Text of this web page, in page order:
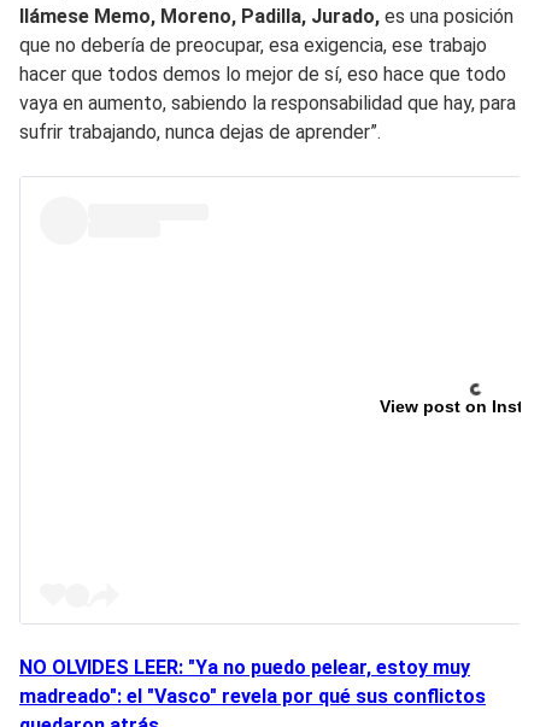
llámese Memo, Moreno, Padilla, Jurado, es una posición
que no debería de preocupar, esa exigencia, ese trabajo
hacer que todos demos lo mejor de sí, eso hace que todo
vaya en aumento, sabiendo la responsabilidad que hay, para
sufrir trabajando, nunca dejas de aprender”.
View post on
NO OLVIDES LEER: "Ya no puedo pelear, estoy muy
madreado": el "Vasco" revela por qué sus conflictos